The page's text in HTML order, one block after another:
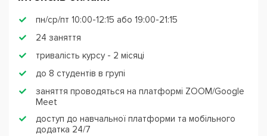
пн/ср/пт 10:00-12:15 або 19:00-21:15
24 заняття
тривалість курсу - 2 місяці
до 8 студентів в групі
заняття проводяться на платформі ZOOM/Google
Meet
доступ до навчальної платформи та мобільного
додатка 24/7